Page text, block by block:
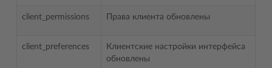
client_permissions Права клиента обновлены
client_preferences
Клиентские настройки интерфейса
обновлены